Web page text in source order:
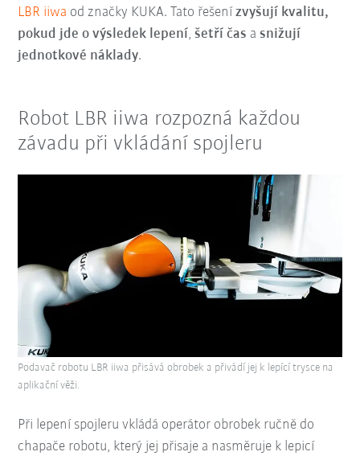
LBR iiwa od značky KUKA. Tato řešenízvyšují kvalitu,
pokud jde o výsledek lepení,šetří čas asnižují
jednotkové náklady.
Robot LBR iiwa rozpozná každou
závadu při vkládání spojleru
Při lepení spojleru vkládá operátor obrobek ručně do
chapače robotu, který jej přisaje a nasměruje k lepicí
Podavač robotu LBR iiwa přisává obrobek a přivádí jej k lepící trysce na
aplikační věži.